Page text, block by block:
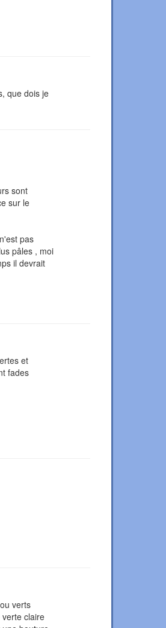
que dois je
sont
sur le
pas
pâles , moi
il devrait
et
fades
verts
claire